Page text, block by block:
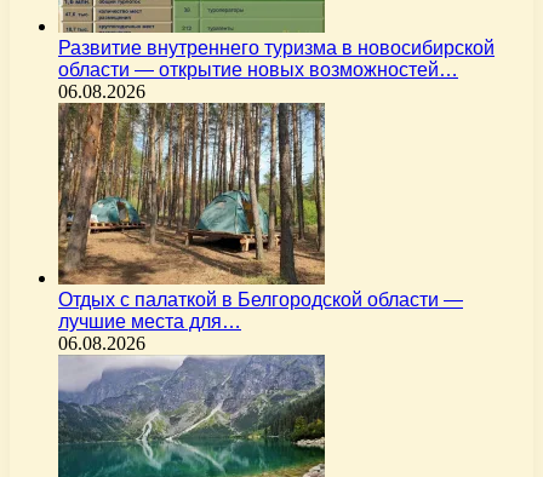
Развитие внутреннего туризма в новосибирской
области — открытие новых возможностей…
06.08.2026
Отдых с палаткой в Белгородской области —
лучшие места для…
06.08.2026